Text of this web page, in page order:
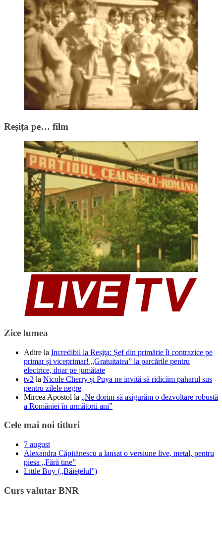
Reșița pe… film
Zice lumea
Adire la Incredibil la Reșița: Șef din primărie îi contrazice pe
primar și viceprimar! „Gratuitatea” la parcările pentru
electrice, doar pe jumătate
tv2 la Nicole Cherry și Puya ne invită să ridicăm paharul sus
pentru zilele negre
Mircea Apostol la „Ne dorim să asigurăm o dezvoltare robustă
a României în următorii ani”
Cele mai noi titluri
7 august
Alexandra Căpitănescu a lansat o versiune live, metal, pentru
piesa „Fără tine”
Little Boy („Băiețelul”)
Curs valutar BNR